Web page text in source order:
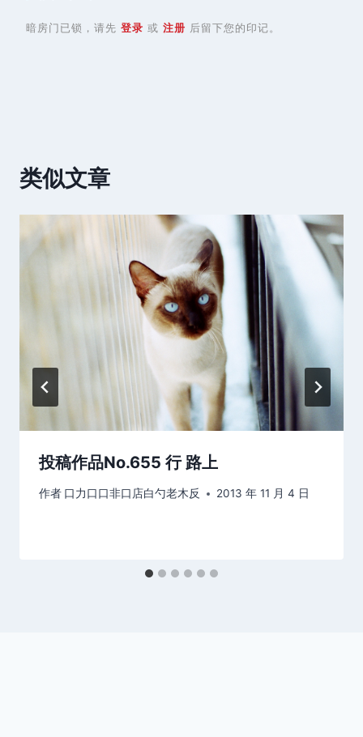
暗房门已锁，请先 登录 或 注册 后留下您的印记。
类似文章
投稿作品No.655 行 路上
作者 口力口口非口店白勺老木反 2013 年 11 月 4 日